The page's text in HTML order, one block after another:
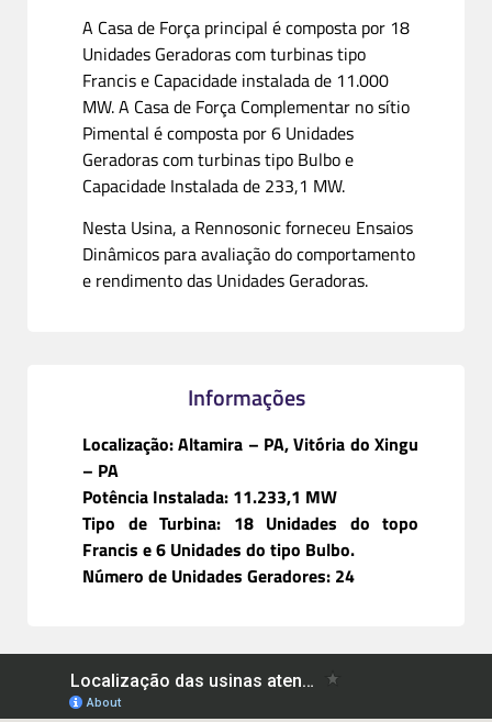
A Casa de Força principal é composta por 18
Unidades Geradoras com turbinas tipo
Francis e Capacidade instalada de 11.000
MW. A Casa de Força Complementar no sítio
Pimental é composta por 6 Unidades
Geradoras com turbinas tipo Bulbo e
Capacidade Instalada de 233,1 MW.
Nesta Usina, a Rennosonic forneceu Ensaios
Dinâmicos para avaliação do comportamento
e rendimento das Unidades Geradoras.
Informações
Localização: Altamira – PA, Vitória do Xingu
– PA
Potência Instalada: 11.233,1 MW
Tipo de Turbina: 18 Unidades do topo
Francis e 6 Unidades do tipo Bulbo.
Número de Unidades Geradores: 24